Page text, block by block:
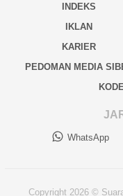
INDEKS
IKLAN
KARIER
PEDOMAN MEDIA
WhatsApp
Copyright 2026 ©